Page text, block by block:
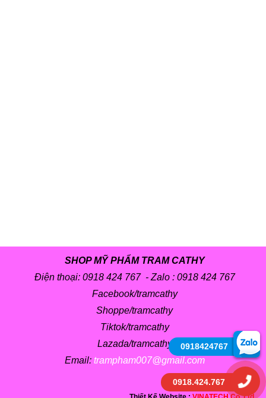
SHOP MỸ PHẨM TRAM CATHY
Điện thoại: 0918 424 767 - Zalo : 0918 424 767
Facebook/tramcathy
Shoppe/tramcathy
Tiktok/tramcathy
Lazada/tramcathy
Email: trampham007@gmail.com
0918.424.767
0918424767